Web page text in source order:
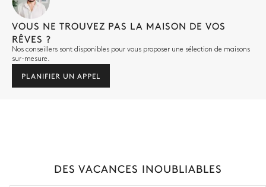
VOUS NE TROUVEZ PAS LA MAISON DE VOS
RÊVES ?
Nos conseillers sont disponibles pour vous proposer une sélection de maisons
sur-mesure.
PLANIFIER UN APPEL
DES VACANCES INOUBLIABLES